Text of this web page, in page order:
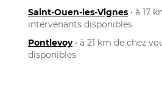
Saint-Ouen-les-Vignes • à 17
intervenants disponibles
Pontlevoy• à 21 km de chez
disponibles